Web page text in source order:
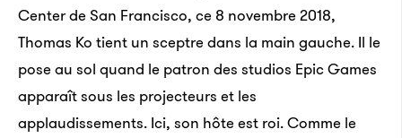
Center de San Francisco, ce 8 novembre 2018,
Thomas Ko tient un sceptre dans la main gauche. Il le
pose au sol quand le patron des studios Epic Games
apparaît sous les projecteurs et les
applaudissements. Ici, son hôte est roi. Comme le